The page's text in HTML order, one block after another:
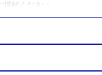
能ください。